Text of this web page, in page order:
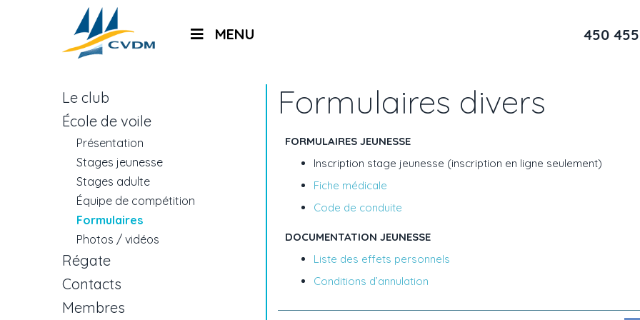
MENU 450
Le club
École de voile
Présentation
Stages jeunesse
Stages adulte
Équipe de compétition
Formulaires
Photos / vidéos
Régate
Contacts
Membres
Formulaires divers
FORMULAIRES JEUNESSE
Inscription stage jeunesse (inscription en ligne seulement)
Fiche médicale
Code de conduite
DOCUMENTATION JEUNESSE
Liste des effets personnels
Conditions d’annulation